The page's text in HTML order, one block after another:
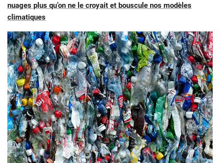
nuages plus qu’on ne le croyait et bouscule nos modèles
climatiques